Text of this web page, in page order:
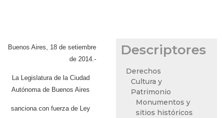
Buenos Aires, 18 de setiembre
de 2014.-
La Legislatura de la Ciudad
Autónoma de Buenos Aires
sanciona con fuerza de Ley
Descriptores
Derechos
Cultura y
Patrimonio
Monumentos y
sitios históricos